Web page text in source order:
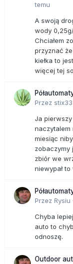
temu
A swoją
wody
Chciałem
przyznać
kiełka to
więcej tej
Przez stix33
Ja
naczytalem
miesiąc
zobaczymy
zbiór we
niewypał
Przez Rysiu
Chyba
auto to
odnoszę.
Outdoor